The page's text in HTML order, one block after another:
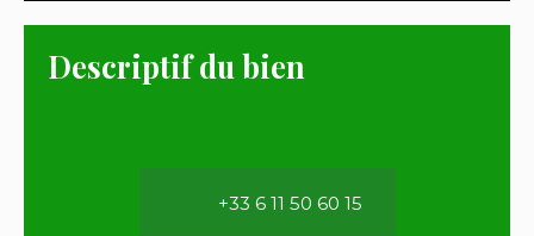
Descriptif du bien
+33 6 11 50 60 15